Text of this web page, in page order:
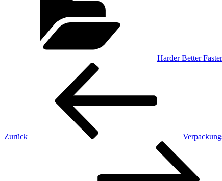
Harder Better
Beitragsnavigation
Zurück